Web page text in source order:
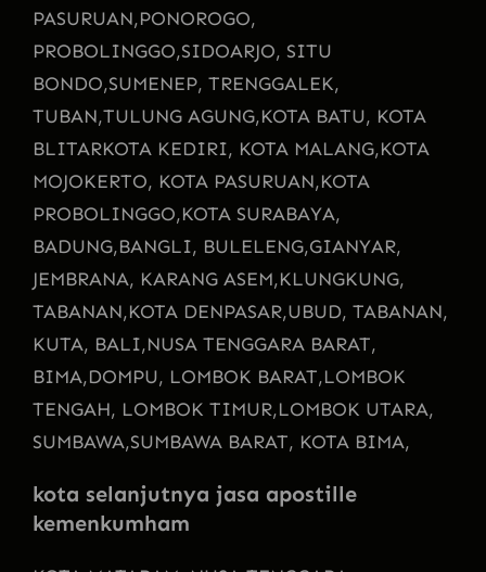
PASURUAN,PONOROGO,
PROBOLINGGO,SIDOARJO, SITU
BONDO,SUMENEP, TRENGGALEK,
TUBAN,TULUNG AGUNG,KOTA BATU, KOTA
BLITARKOTA KEDIRI, KOTA MALANG,KOTA
MOJOKERTO, KOTA PASURUAN,KOTA
PROBOLINGGO,KOTA SURABAYA,
BADUNG,BANGLI, BULELENG,GIANYAR,
JEMBRANA, KARANG ASEM,KLUNGKUNG,
TABANAN,KOTA DENPASAR,UBUD, TABANAN,
KUTA, BALI,NUSA TENGGARA BARAT,
BIMA,DOMPU, LOMBOK BARAT,LOMBOK
TENGAH, LOMBOK TIMUR,LOMBOK UTARA,
SUMBAWA,SUMBAWA BARAT, KOTA BIMA,
kota selanjutnya jasa apostille
kemenkumham